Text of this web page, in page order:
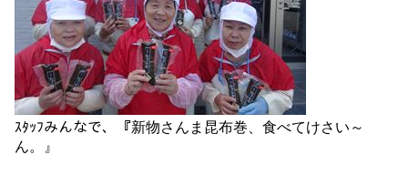
ｽﾀｯﾌみんなで、『新物さんま昆布巻、食べてけさい～
ん。』